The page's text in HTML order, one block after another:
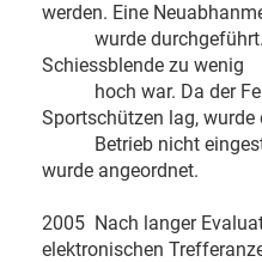
werden. Eine
wurde durchgeführt.
Schiessblende zu wenig
hoch war. Da der
Sportschützen lag, wurde
Betrieb nicht
wurde angeordnet.
2005 Nach langer
elektronischen